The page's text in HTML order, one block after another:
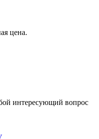
цена.
интересующий вопрос